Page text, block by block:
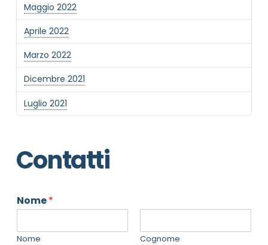
Maggio 2022
Aprile 2022
Marzo 2022
Dicembre 2021
Luglio 2021
Contatti
Nome*
Nome Cognome